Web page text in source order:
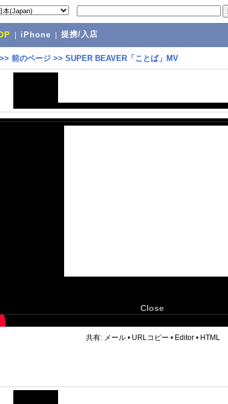
iPhone 提携/入店
>> 前のページ >> SUPER BEAVER「ことば」MV
Close
共有: メール • URLコピー • Editor • HTML